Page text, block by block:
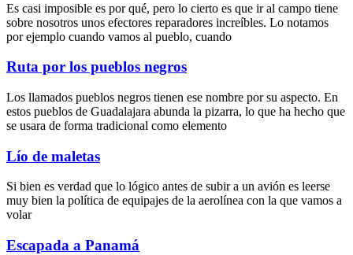
Es casi imposible es por qué, pero lo cierto es que ir al campo tiene
sobre nosotros unos efectores reparadores increíbles. Lo notamos
por ejemplo cuando vamos al pueblo, cuando
Ruta por los pueblos negros
Los llamados pueblos negros tienen ese nombre por su aspecto. En
estos pueblos de Guadalajara abunda la pizarra, lo que ha hecho que
se usara de forma tradicional como elemento
Lío de maletas
Si bien es verdad que lo lógico antes de subir a un avión es leerse
muy bien la política de equipajes de la aerolínea con la que vamos a
volar
Escapada a Panamá